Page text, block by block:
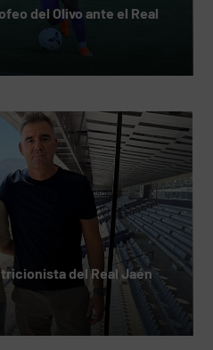
del Olivo ante el Real
del Real Jaén